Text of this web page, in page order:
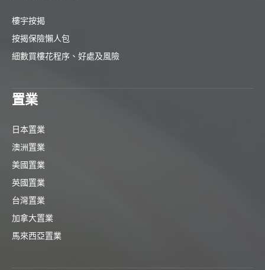
樓宇按揭
按揭保險懶人包
細數買樓花程序、好處及風險
置業
日本置業
澳洲置業
美國置業
英國置業
台灣置業
加拿大置業
馬來西亞置業